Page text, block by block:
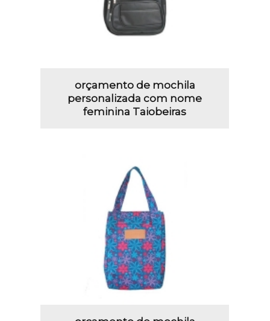
orçamento de mochila
personalizada com nome
feminina Taiobeiras